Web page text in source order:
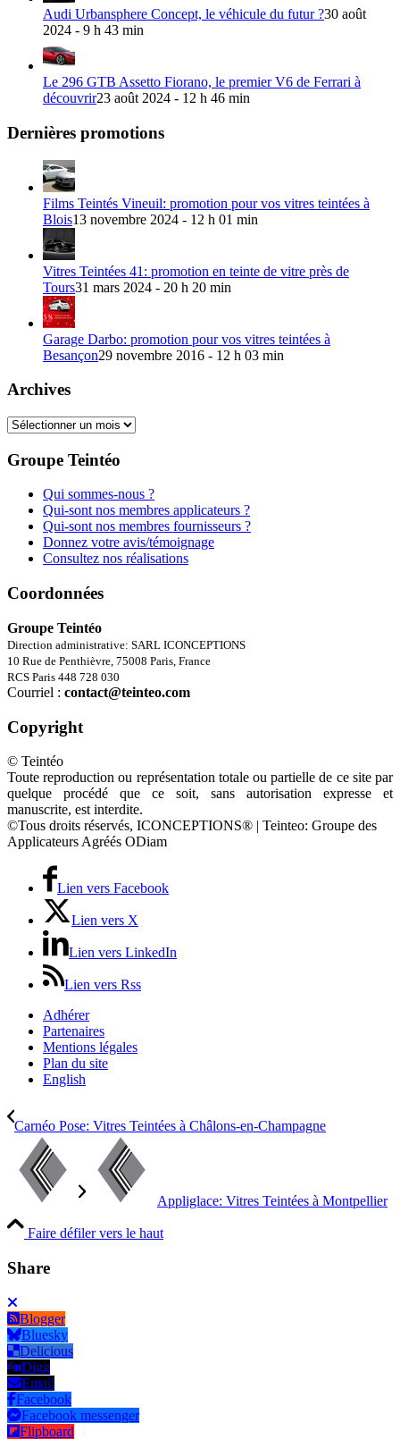
Audi Urbansphere Concept, le véhicule du futur ?30 août
2024 - 9 h 43 min
Le 296 GTB Assetto Fiorano, le premier V6 de Ferrari à
découvrir23 août 2024 - 12 h 46 min
Dernières promotions
Films Teintés Vineuil: promotion pour vos vitres teintées à
Blois13 novembre 2024 - 12 h 01 min
Vitres Teintées 41: promotion en teinte de vitre près de
Tours31 mars 2024 - 20 h 20 min
Garage Darbo: promotion pour vos vitres teintées à
Besançon29 novembre 2016 - 12 h 03 min
Archives
Archives
Groupe Teintéo
Qui sommes-nous ?
Qui-sont nos membres applicateurs ?
Qui-sont nos membres fournisseurs ?
Donnez votre avis/témoignage
Consultez nos réalisations
Coordonnées
Groupe Teintéo
Direction administrative: SARL ICONCEPTIONS
10 Rue de Penthièvre, 75008 Paris, France
RCS Paris 448 728 030
Courriel : contact@teinteo.com
Copyright
© Teintéo
Toute reproduction ou représentation totale ou partielle de ce site par
quelque procédé que ce soit, sans autorisation expresse et
manuscrite, est interdite.
©Tous droits réservés, ICONCEPTIONS® | Teinteo: Groupe des
Applicateurs Agréés ODiam
Lien vers Facebook
Lien vers X
Lien vers LinkedIn
Lien vers Rss
Adhérer
Partenaires
Mentions légales
Plan du site
English
Carnéo Pose: Vitres Teintées à Châlons-en-Champagne
Appliglace: Vitres Teintées à Montpellier
Faire défiler vers le haut
Share
Blogger
Bluesky
Delicious
Digg
Email
Facebook
Facebook messenger
Flipboard